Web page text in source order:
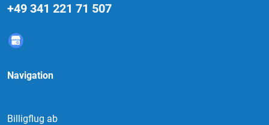
+49 341 221 71 507
Navigation
Billigflug ab